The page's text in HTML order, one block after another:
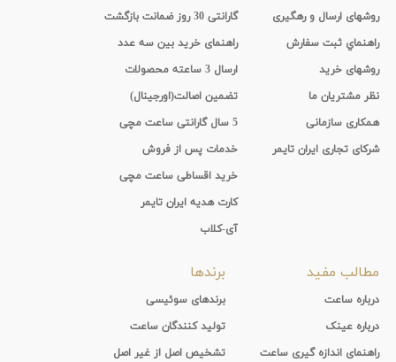
روشهای ارسال و رهگیری
راهنماي ثبت سفارش
روشهای خرید
نظر مشتریان ما
همکاری سازمانی
شرکای تجاری ایران تایمر
گارانتی 30 روز ضمانت بازگشت
راهنمای خرید بین سه عدد
ارسال 3 ساعته محصولات
تضمین اصالت(اورجینال)
5 سال گارانتی ساعت مچی
خدمات پس از فروش
خرید اقساطی ساعت مچی
کارت هدیه ایران تایمر
آی-کلاب
مطالب مفید
درباره ساعت
درباره عینک
راهنمای اندازه گیری ساعت
برندها
برندهای سوئیسی
تولید کنندگان ساعت
تشخیص اصل از غیر اصل